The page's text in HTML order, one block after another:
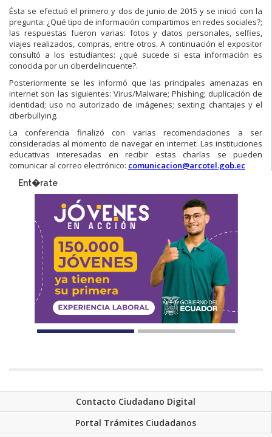
Ésta se efectuó el primero y dos de junio de 2015 y se inició con la
pregunta: ¿Qué tipo de información compartimos en redes sociales?;
las respuestas fueron varias: fotos y datos personales, selfies,
viajes realizados, compras, entre otros. A continuación el expositor
consultó a los estudiantes: ¿qué sucede si esta información es
conocida por un ciberdelincuente?.
Posteriormente se les informó que las principales amenazas en
internet son las siguientes: Virus/Malware; Phishing; duplicación de
identidad; uso no autorizado de imágenes; sexting; chantajes y el
ciberbullying.
La conferencia finalizó con varias recomendaciones a ser
consideradas al momento de navegar en internet. Las instituciones
educativas interesadas en recibir estas charlas se pueden
comunicar al correo electrónico: comunicacion@arcotel.gob.ec
Ent�rate
Contacto Ciudadano Digital
Portal Trámites Ciudadanos